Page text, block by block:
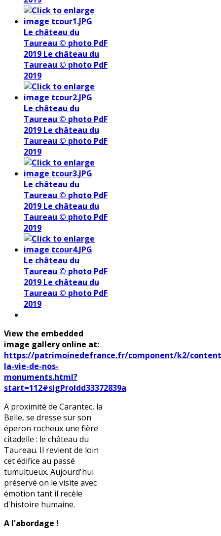
Le château du
Taureau © photo PdF
2019 Le château du
Taureau © photo PdF
2019
Le château du
Taureau © photo PdF
2019 Le château du
Taureau © photo PdF
2019
Le château du
Taureau © photo PdF
2019 Le château du
Taureau © photo PdF
2019
Le château du
Taureau © photo PdF
2019 Le château du
Taureau © photo PdF
2019
View the embedded
image gallery online at:
https://patrimoinedefrance.fr/component/k2/
la-vie-de-nos-
monuments.html?
start=112#sigProIdd33372839a
A proximité de Carantec, la
Belle, se dresse sur son
éperon rocheux une fière
citadelle : le château du
Taureau. Il revient de loin
cet édifice au passé
tumultueux. Aujourd'hui
préservé on le visite avec
émotion tant il recèle
d'histoire humaine.
A l'abordage !